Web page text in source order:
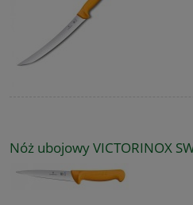
Nóż ubojowy VICTORINOX